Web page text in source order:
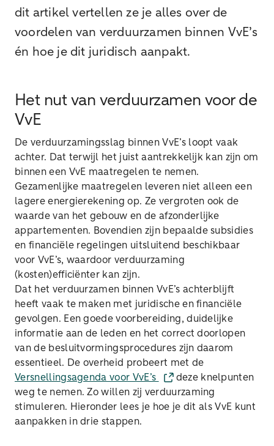
dit artikel vertellen ze je alles over de
voordelen van verduurzamen binnen VvE’s
én hoe je dit juridisch aanpakt.
Het nut van verduurzamen voor de
VvE
De verduurzamingsslag binnen VvE’s loopt vaak
achter. Dat terwijl het juist aantrekkelijk kan zijn om
binnen een VvE maatregelen te nemen.
Gezamenlijke maatregelen leveren niet alleen een
lagere energierekening op. Ze vergroten ook de
waarde van het gebouw en de afzonderlijke
appartementen. Bovendien zijn bepaalde subsidies
en financiële regelingen uitsluitend beschikbaar
voor VvE’s, waardoor verduurzaming
(kosten)efficiënter kan zijn.
Dat het verduurzamen binnen VvE’s achterblijft
heeft vaak te maken met juridische en financiële
gevolgen. Een goede voorbereiding, duidelijke
informatie aan de leden en het correct doorlopen
van de besluitvormingsprocedures zijn daarom
essentieel. De overheid probeert met de
Versnellingsagenda voor VvE’s
deze knelpunten
weg te nemen. Zo willen zij verduurzaming
stimuleren. Hieronder lees je hoe je dit als VvE kunt
aanpakken in drie stappen.